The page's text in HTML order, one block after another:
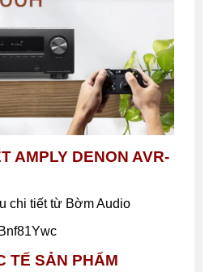
AMPLY DENON AVR-
chi tiết từ Bờm Audio
TẾ SẢN PHẨM